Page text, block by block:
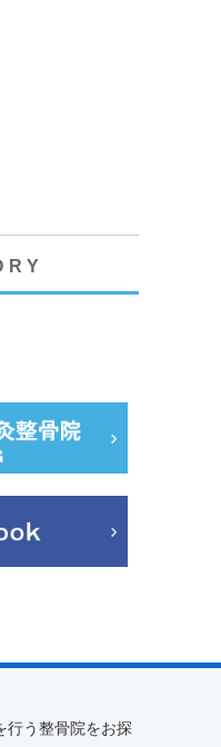
行う整骨院をお探